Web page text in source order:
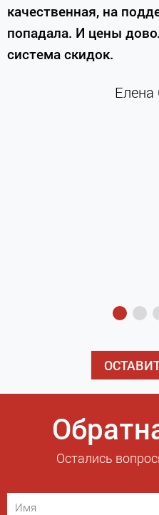
качественная, на
попадала. И цены
система скидок.
Елена
Остались